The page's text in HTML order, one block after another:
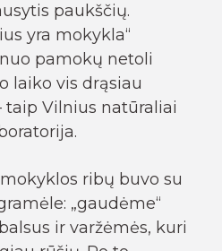
paukščių.
yra mokykla“
pamokų netoli
laiko vis drąsiau
Vilnius natūraliai
ribų buvo su
„gaudėme“
ir varžėmės, kuri